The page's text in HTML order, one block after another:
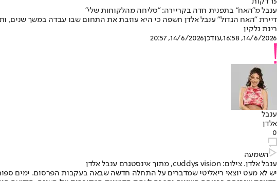
ענבל מ"האח" בתפנית חדה בקריירה: "סליחה מהלקוחות שלי"
דיירת "האח הגדול" ענבל אלדן חשפה כי היא עוזבת את התחום שבו עבדה במשך שנים,
רינת נלקין
14/6/2026, 16:58
,עודכן14/6/2026, 20:57
ענבל
אלדן
0
השמעה
ענבל אלדן. צילום: cuddys vision, מתוך אינסטגרם ענבל אלדן
יש לא מעט יוצאי ריאליטי שמדברים על התחלה חדשה שבאה בעקבות הפרסום. ימים